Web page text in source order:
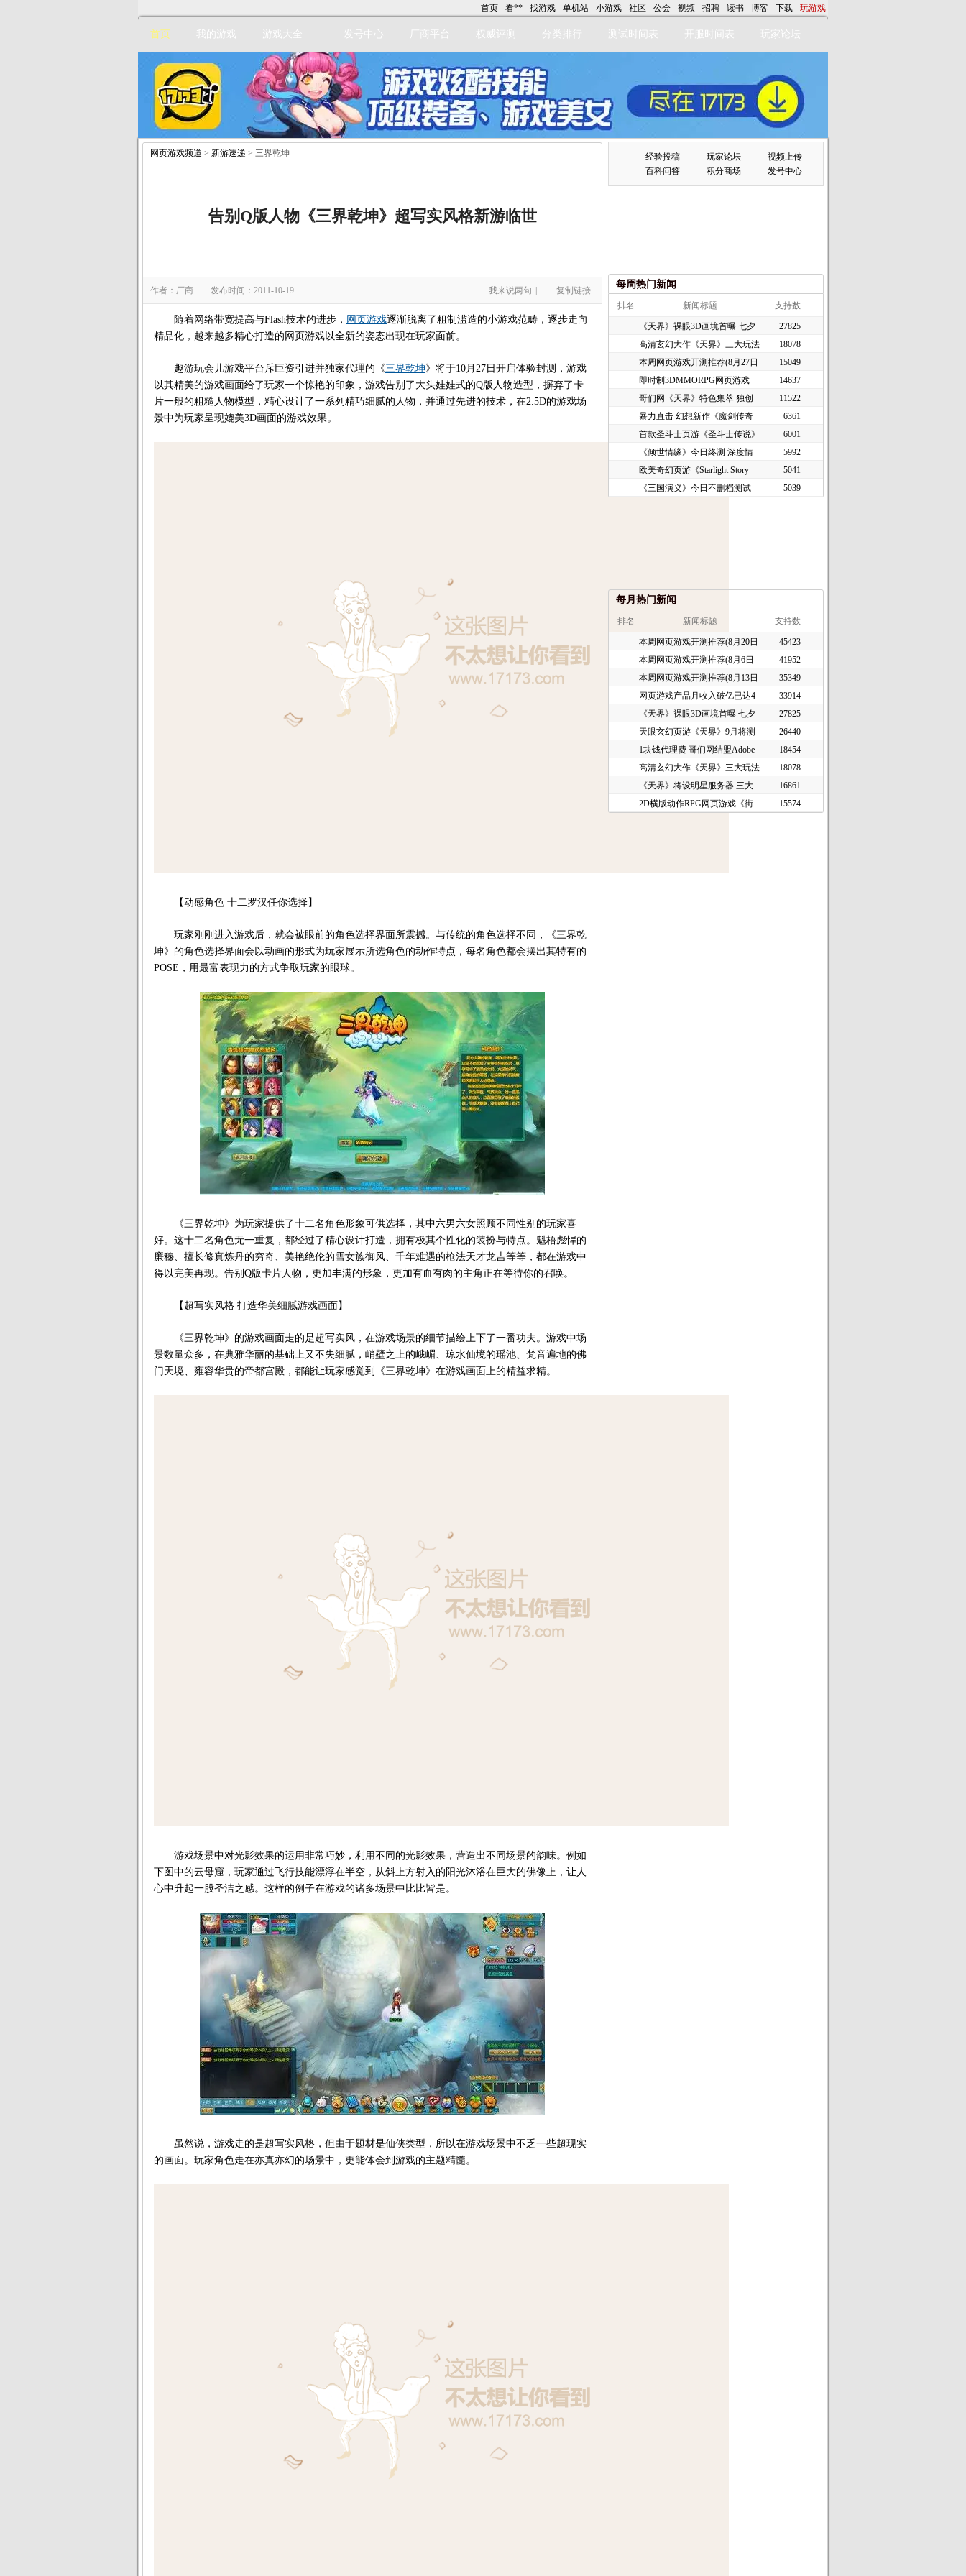
首页 - 看** - 找游戏 - 单机站 - 小游戏 - 社区 - 公会 - 视频 - 招聘 - 读书 - 博客 - 下载 - 玩游戏
首页 我的游戏 游戏大全 发号中心 厂商平台 权威评测 分类排行 测试时间表 开服时间表 玩家论坛
网页游戏频道 > 新游速递 > 三界乾坤
告别Q版人物《三界乾坤》超写实风格新游临世
作者：厂商 发布时间：2011-10-19 我来说两句 复制链接
随着网络带宽提高与Flash技术的进步， 网页游戏逐渐脱离了粗制滥造的小游戏范畴，逐步走向
精品化，越来越多精心打造的网页游戏以全新的姿态出现在玩家面前。
趣游玩会儿游戏平台斥巨资引进并独家代理的《三界乾坤》将于10月27日开启体验封测，游戏
以其精美的游戏画面给了玩家一个惊艳的印象，游戏告别了大头娃娃式的Q版人物造型，摒弃了卡
片一般的粗糙人物模型，精心设计了一系列精巧细腻的人物，并通过先进的技术，在2.5D的游戏场
景中为玩家呈现媲美3D画面的游戏效果。
【动感角色 十二罗汉任你选择】
玩家刚刚进入游戏后，就会被眼前的角色选择界面所震撼。与传统的角色选择不同，《三界乾
坤》的角色选择界面会以动画的形式为玩家展示所选角色的动作特点，每名角色都会摆出其特有的
POSE，用最富表现力的方式争取玩家的眼球。
《三界乾坤》为玩家提供了十二名角色形象可供选择，其中六男六女照顾不同性别的玩家喜
好。这十二名角色无一重复，都经过了精心设计打造，拥有极其个性化的装扮与特点。魁梧彪悍的
廉穆、擅长修真炼丹的穷奇、美艳绝伦的雪女族御风、千年难遇的枪法天才龙吉等等，都在游戏中
得以完美再现。告别Q版卡片人物，更加丰满的形象，更加有血有肉的主角正在等待你的召唤。
【超写实风格 打造华美细腻游戏画面】
《三界乾坤》的游戏画面走的是超写实风，在游戏场景的细节描绘上下了一番功夫。游戏中场
景数量众多，在典雅华丽的基础上又不失细腻，峭壁之上的峨嵋、琼水仙境的瑶池、梵音遍地的佛
门天境、雍容华贵的帝都宫殿，都能让玩家感觉到《三界乾坤》在游戏画面上的精益求精。
游戏场景中对光影效果的运用非常巧妙，利用不同的光影效果，营造出不同场景的韵味。例如
下图中的云母窟，玩家通过飞行技能漂浮在半空，从斜上方射入的阳光沐浴在巨大的佛像上，让人
心中升起一股圣洁之感。这样的例子在游戏的诸多场景中比比皆是。
虽然说，游戏走的是超写实风格，但由于题材是仙侠类型，所以在游戏场景中不乏一些超现实
的画面。玩家角色走在亦真亦幻的场景中，更能体会到游戏的主题精髓。
经验投稿 玩家论坛
视频上传
百科问答
积分商场 发号中心
每周热门新闻
排名 新闻标题 支持数
《天界》裸眼3D画境首曝 七夕
27825
高清玄幻大作《天界》三大玩法
18078
本周网页游戏开测推荐(8月27日
15049
即时制3DMMORPG网页游戏
《谜境
14637
哥们网《天界》特色集萃 独创
11522
暴力直击 幻想新作《魔剑传奇
6361
首款圣斗士页游《圣斗士传说》
6001
《倾世情缘》今日终测 深度情
5992
欧美奇幻页游《Starlight Story
5041
《三国演义》今日不删档测试
5039
每月热门新闻
排名 新闻标题 支持数
本周网页游戏开测推荐(8月20日
45423
本周网页游戏开测推荐(8月6日-
41952
本周网页游戏开测推荐(8月13日
35349
网页游戏产品月收入破亿已达4
33914
《天界》裸眼3D画境首曝 七夕
27825
天眼玄幻页游《天界》9月将测
26440
1块钱代理费 哥们网结盟Adobe
18454
高清玄幻大作《天界》三大玩法
18078
《天界》将设明星服务器 三大
16861
2D横版动作RPG网页游戏《街
15574